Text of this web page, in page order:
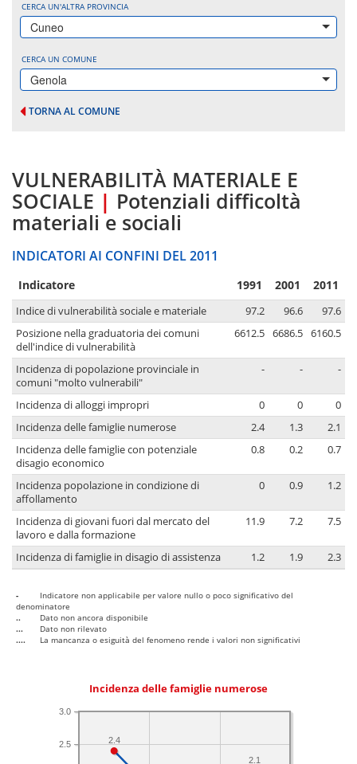
CERCA UN'ALTRA PROVINCIA
Cuneo
CERCA UN COMUNE
Genola
TORNA AL COMUNE
VULNERABILITÀ MATERIALE E
SOCIALE | Potenziali difficoltà
materiali e sociali
INDICATORI AI CONFINI DEL 2011
Indicatore 1991 2001 2011
Indice di vulnerabilità sociale e materiale 97.2 96.6
97.6
Posizione nella graduatoria dei comuni
dell'indice di vulnerabilità
6612.5 6686.5 6160.5
Incidenza di popolazione provinciale in
comuni "molto vulnerabili"
- - -
Incidenza di alloggi impropri 0 0
0
Incidenza delle famiglie numerose
2.4 1.3
2.1
Incidenza delle famiglie con potenziale
disagio economico
0.8 0.2 0.7
Incidenza popolazione in condizione di
affollamento
0 0.9 1.2
Incidenza di giovani fuori dal mercato del
lavoro e dalla formazione
11.9 7.2 7.5
Incidenza di famiglie in disagio di assistenza 1.2 1.9 2.3
-
Indicatore non applicabile per valore nullo o poco significativo del
denominatore
..
Dato non ancora disponibile
...
Dato non rilevato
....
La mancanza o esiguità del fenomeno rende i valori non significativi
Incidenza delle famiglie numerose
2.5
3.0
2.1
2.4